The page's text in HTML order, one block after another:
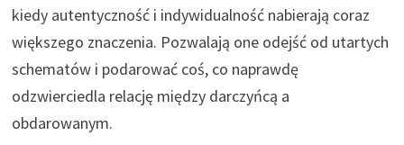
kiedy autentyczność i indywidualność nabierają coraz
większego znaczenia. Pozwalają one odejść od utartych
schematów i podarować coś, co naprawdę
odzwierciedla relację między darczyńcą a
obdarowanym.